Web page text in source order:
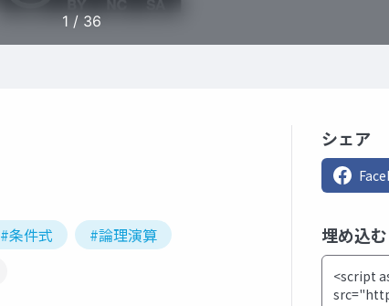
#条件式
#論理演算
シェア
埋め込む